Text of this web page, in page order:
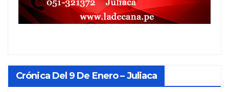
Crónica Del 9 De Enero – Juliaca